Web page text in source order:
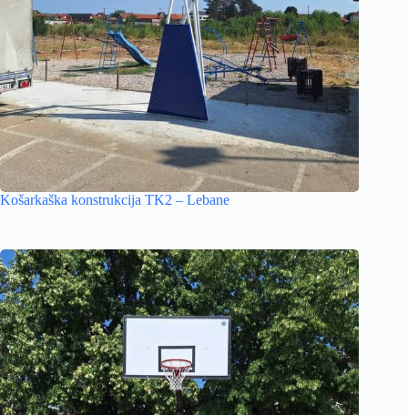
Košarkaška konstrukcija TK2 – Lebane